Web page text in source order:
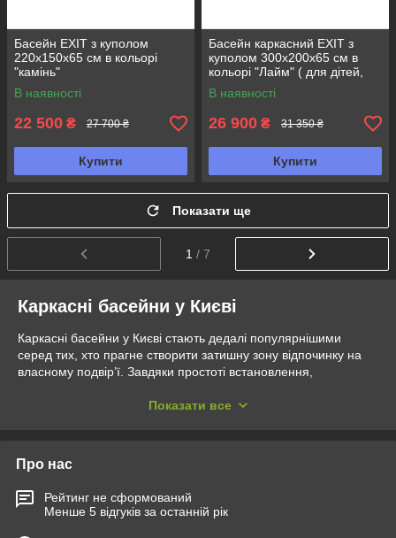
Басейн EXIT з куполом
220х150х65 см в кольорі
"камінь"
В наявності
22 500 ₴ 27 700 ₴
Купити
Басейн каркасний EXIT з
куполом 300х200х65 см в
кольорі "Лайм" ( для дітей,
дачі)
В наявності
26 900 ₴ 31 350 ₴
Купити
Показати ще
1 / 7
Каркасні басейни у Києві
Каркасні басейни у Києві стають дедалі популярнішими
серед тих, хто прагне створити затишну зону відпочинку на
власному подвір’ї. Завдяки простоті встановлення,
підходять для будь-якого бюджету і простору. Магазин Exit-
виробників. Це дозволяє нам забезпечувати
конкурентоспроможні ціни та високу якість продукції.
Переваги покупки каркасних басейнів у Exit-Ukraine.com.ua:
Завдяки прямим поставкам ми уникаємо
Показати все
Про нас
Рейтинг не сформований
Менше 5 відгуків за останній рік